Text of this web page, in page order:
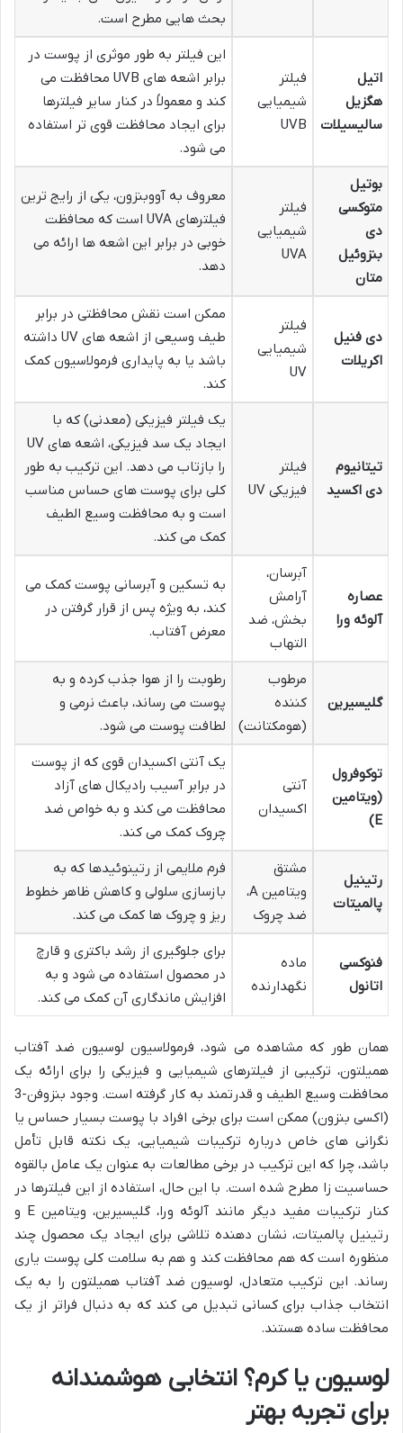
بحث هایی مطرح است.
اتیل
هگزیل
سالیسیلات
فیلتر
شیمیایی
UVB
این فیلتر به طور موثری از پوست در
برابر اشعه های UVB محافظت می
کند و معمولاً در کنار سایر فیلترها
برای ایجاد محافظت قوی تر استفاده
می شود.
بوتیل
متوکسی
دی
بنزوئیل
متان
فیلتر
شیمیایی
UVA
معروف به آووبنزون، یکی از رایج ترین
فیلترهای UVA است که محافظت
خوبی در برابر این اشعه ها ارائه می
دهد.
دی فنیل
اکریلات
فیلتر
شیمیایی
UV
ممکن است نقش محافظتی در برابر
طیف وسیعی از اشعه های UV داشته
باشد یا به پایداری فرمولاسیون کمک
کند.
تیتانیوم
دی اکسید
فیلتر
فیزیکی UV
یک فیلتر فیزیکی (معدنی) که با
ایجاد یک سد فیزیکی، اشعه های UV
را بازتاب می دهد. این ترکیب به طور
کلی برای پوست های حساس مناسب
است و به محافظت وسیع الطیف
کمک می کند.
عصاره
آلوئه ورا
آبرسان،
آرامش
بخش، ضد
التهاب
به تسکین و آبرسانی پوست کمک می
کند، به ویژه پس از قرار گرفتن در
معرض آفتاب.
گلیسیرین
مرطوب
کننده
(هومکتانت)
رطوبت را از هوا جذب کرده و به
پوست می رساند، باعث نرمی و
لطافت پوست می شود.
توکوفرول
(ویتامین
E)
آنتی
اکسیدان
یک آنتی اکسیدان قوی که از پوست
در برابر آسیب رادیکال های آزاد
محافظت می کند و به خواص ضد
چروک کمک می کند.
رتینیل
پالمیتات
مشتق
ویتامین A،
ضد چروک
فرم ملایمی از رتینوئیدها که به
بازسازی سلولی و کاهش ظاهر خطوط
ریز و چروک ها کمک می کند.
فنوکسی
اتانول
ماده
نگهدارنده
برای جلوگیری از رشد باکتری و قارچ
در محصول استفاده می شود و به
افزایش ماندگاری آن کمک می کند.
همان طور که مشاهده می شود، فرمولاسیون لوسیون ضد آفتاب
همیلتون، ترکیبی از فیلترهای شیمیایی و فیزیکی را برای ارائه یک
محافظت وسیع الطیف و قدرتمند به کار گرفته است. وجود بنزوفن-3
(اکسی بنزون) ممکن است برای برخی افراد با پوست بسیار حساس یا
نگرانی های خاص درباره ترکیبات شیمیایی، یک نکته قابل تأمل
باشد، چرا که این ترکیب در برخی مطالعات به عنوان یک عامل بالقوه
حساسیت زا مطرح شده است. با این حال، استفاده از این فیلترها در
کنار ترکیبات مفید دیگر مانند آلوئه ورا، گلیسیرین، ویتامین E و
رتینیل پالمیتات، نشان دهنده تلاشی برای ایجاد یک محصول چند
منظوره است که هم محافظت کند و هم به سلامت کلی پوست یاری
رساند. این ترکیب متعادل، لوسیون ضد آفتاب همیلتون را به یک
انتخاب جذاب برای کسانی تبدیل می کند که به دنبال فراتر از یک
محافظت ساده هستند.
لوسیون یا کرم؟ انتخابی هوشمندانه
برای تجربه بهتر